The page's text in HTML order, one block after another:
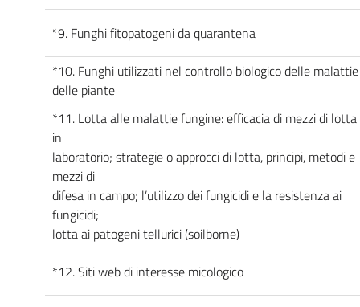
*9. Funghi fitopatogeni da quarantena
*10. Funghi utilizzati nel controllo biologico delle malattie
delle piante
*11. Lotta alle malattie fungine: efficacia di mezzi di lotta
in
laboratorio; strategie o approcci di lotta, principi, metodi e
mezzi di
difesa in campo; l’utilizzo dei fungicidi e la resistenza ai
fungicidi;
lotta ai patogeni tellurici (soilborne)
*12. Siti web di interesse micologico